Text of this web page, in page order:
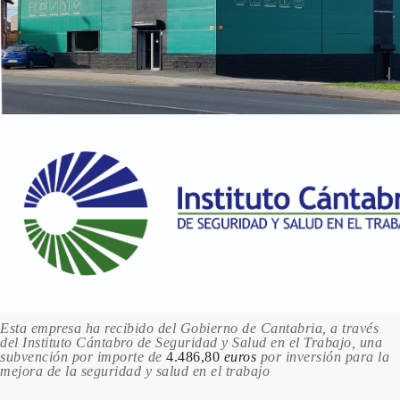
RAL 1028 Amarillo melón
158.47 €
200 en stock
RAL 1032 Amarillo retama
158.47 €
RAL 1033 Amarillo dalia
158.47 €
198 en stock
RAL 1034 Amarillo pastel
158.47 €
200 en stock
158.47 €
200 en stock
RAL 2000 Amarillo naranja
Esta empresa ha recibido del Gobierno de Cantabria, a través
del Instituto Cántabro de Seguridad y Salud en el Trabajo, una
subvención por importe de 4.486,80 euros por inversión para la
mejora de la seguridad y salud en el trabajo